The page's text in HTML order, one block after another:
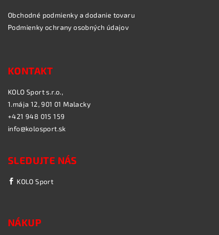
Obchodné podmienky a dodanie tovaru
Podmienky ochrany osobných údajov
KONTAKT
KOLO Sport s.r.o.,
1.mája 12, 901 01 Malacky
+421 948 015 159
info@kolosport.sk
SLEDUJTE NÁS
KOLO Sport
NÁKUP